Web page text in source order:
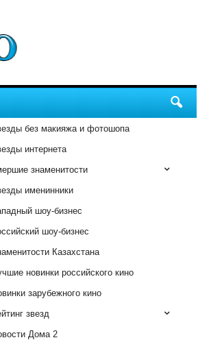
без макияжа и фотошопа
интернета
знаменитости
именинники
шоу-бизнес
шоу-бизнес
Казахстана
новинки российского кино
зарубежного кино
звезд
Дома 2